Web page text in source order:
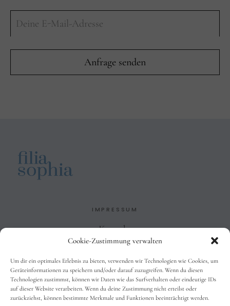
Cookie-Zustimmung verwalten
Um dir ein optimales Erlebnis zu bieten, verwenden wir Technologien wie Cookies, um
Geräteinformationen zu speichern und/oder darauf zuzugreifen. Wenn du diesen
Technologien zustimmst, können wir Daten wie das Surfverhalten oder eindeutige IDs
auf dieser Website verarbeiten. Wenn du deine Zustimmung nicht erteilst oder
zurückziehst, können bestimmte Merkmale und Funktionen beeinträchtigt werden.
IMPRESSUM
Kontakt
Impressum
Datenschutzbelehrung
AGB
SOCIALS